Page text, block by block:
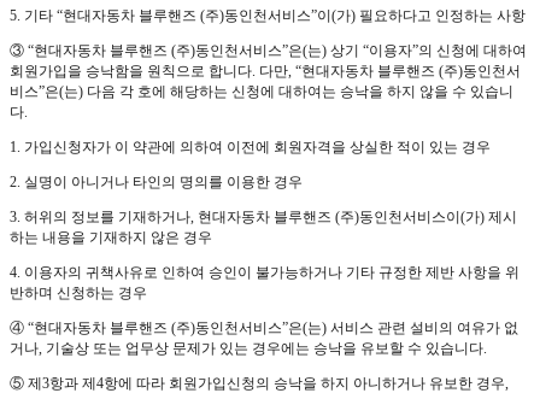
5. 기타 “현대자동차 블루핸즈 (주)동인천서비스”이(가) 필요하다고 인정하는 사항
③ “현대자동차 블루핸즈 (주)동인천서비스”은(는) 상기 “이용자”의 신청에 대하여
회원가입을 승낙함을 원칙으로 합니다. 다만, “현대자동차 블루핸즈 (주)동인천서
비스”은(는) 다음 각 호에 해당하는 신청에 대하여는 승낙을 하지 않을 수 있습니
다.
1. 가입신청자가 이 약관에 의하여 이전에 회원자격을 상실한 적이 있는 경우
2. 실명이 아니거나 타인의 명의를 이용한 경우
3. 허위의 정보를 기재하거나, 현대자동차 블루핸즈 (주)동인천서비스이(가) 제시
하는 내용을 기재하지 않은 경우
4. 이용자의 귀책사유로 인하여 승인이 불가능하거나 기타 규정한 제반 사항을 위
반하며 신청하는 경우
④ “현대자동차 블루핸즈 (주)동인천서비스”은(는) 서비스 관련 설비의 여유가 없
거나, 기술상 또는 업무상 문제가 있는 경우에는 승낙을 유보할 수 있습니다.
⑤ 제3항과 제4항에 따라 회원가입신청의 승낙을 하지 아니하거나 유보한 경우,